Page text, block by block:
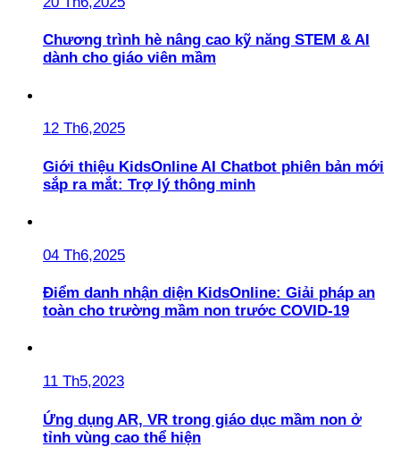
Chương trình hè nâng cao kỹ năng STEM & AI
dành cho giáo viên mầm
12 Th6,2025
Giới thiệu KidsOnline AI Chatbot phiên bản mới
sắp ra mắt: Trợ lý thông minh
04 Th6,2025
Điểm danh nhận diện KidsOnline: Giải pháp an
toàn cho trường mầm non trước COVID-19
11 Th5,2023
Ứng dụng AR, VR trong giáo dục mầm non ở
tỉnh vùng cao thể hiện